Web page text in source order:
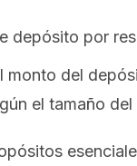
depósito por
monto del
el tamaño